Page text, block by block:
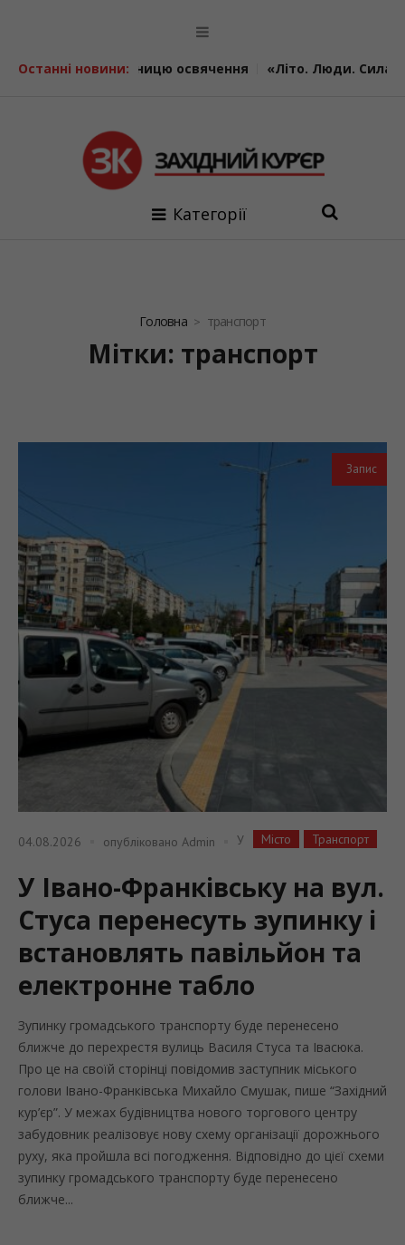
Останні новини:
освячення «Літо. Люди. Сила»: втретє у Калуші
Категорії
Головна транспорт
Мітки: транспорт
Запис
04.08.2026 опубліковано Admin У Місто Транспорт
У Івано-Франківську на вул.
Стуса перенесуть зупинку і
встановлять павільйон та
електронне табло
Зупинку громадського транспорту буде перенесено
ближче до перехрестя вулиць Василя Стуса та Івасюка.
Про це на своїй сторінці повідомив заступник міського
голови Івано-Франківська Михайло Смушак, пише “Західний
кур’єр”. У межах будівництва нового торгового центру
забудовник реалізовує нову схему організації дорожнього
руху, яка пройшла всі погодження. Відповідно до цієї схеми
зупинку громадського транспорту буде перенесено
ближче...